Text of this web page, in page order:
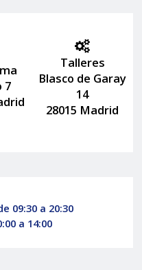
7
Talleres
Blasco de Garay
14
28015 Madrid
09:30 a 20:30
a 14:00